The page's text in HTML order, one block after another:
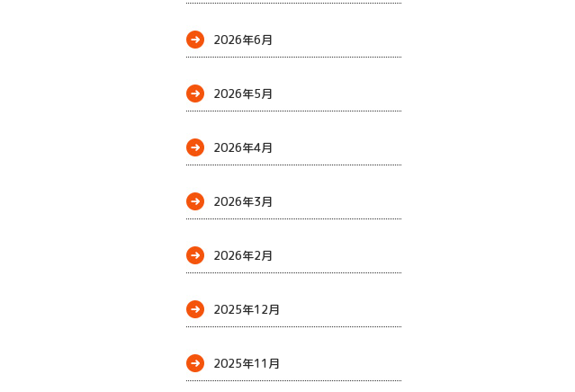
2026年6月
2026年5月
2026年4月
2026年3月
2026年2月
2025年12月
2025年11月